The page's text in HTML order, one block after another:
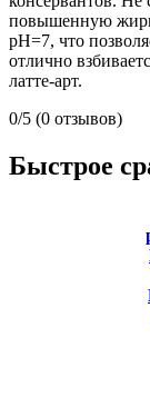
повышенную
pH=7, что
отлично
латте-арт.
0/5 (0 отзывов)
Быстрое